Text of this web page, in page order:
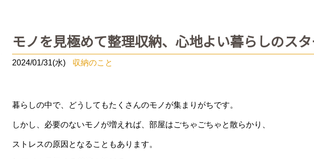
モノを見極めて整理収納、心地よい暮らしのス
2024/01/31(水) 収納のこと
暮らしの中で、どうしてもたくさんのモノが集まりがちです。
しかし、必要のないモノが増えれば、部屋はごちゃごちゃと散らかり、
ストレスの原因となることもあります。